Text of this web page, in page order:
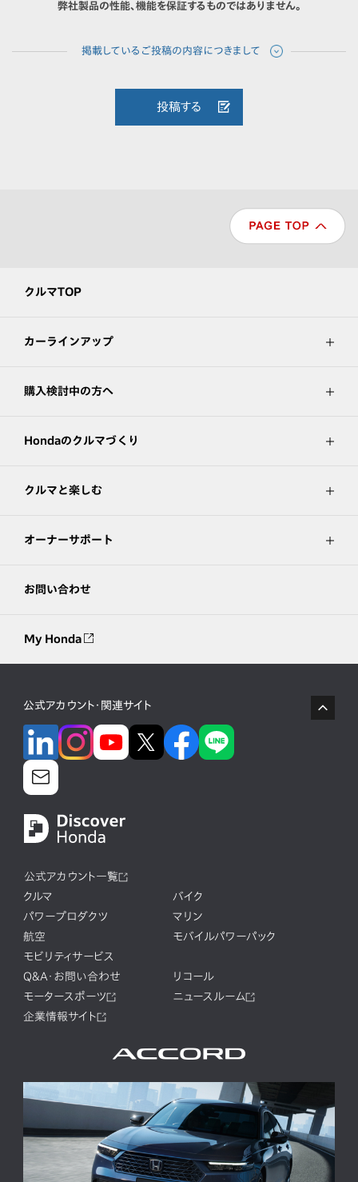
弊社製品の性能、機能を保証するものではありません。
投稿する
クルマTOP
カーラインアップ
購入検討中の方へ
Hondaのクルマづくり
クルマと楽しむ
オーナーサポート
お問い合わせ
My Honda
公式アカウント・関連サイト
公式アカウント一覧
クルマ
バイク
パワープロダクツ
マリン
航空
モバイルパワーパック
モビリティサービス
Q&A・お問い合わせ
リコール
モータースポーツ
ニュースルーム
企業情報サイト